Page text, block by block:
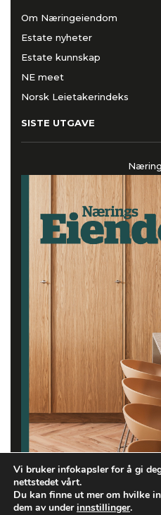
Om Næringeiendom
Estate nyheter
Estate kunnskap
NE meet
Norsk Leietakerindeks
SISTE UTGAVE
Vi bruker infokapsler for å gi
nettstedet vårt.
Du kan finne ut mer om hvilke
dem av underinnstillinger.